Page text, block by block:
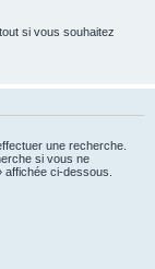
si vous souhaitez
une recherche.
si vous ne
ci-dessous.